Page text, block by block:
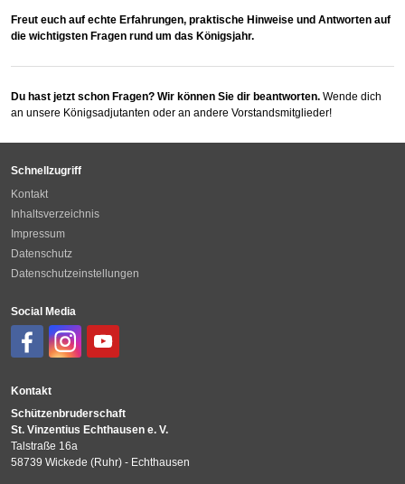
Mitglied werden
Schützenkönig werden
Service für Mitglieder
Datenschutzordnung
Kontakt
Freut euch auf echte Erfahrungen, praktische Hinweise und Antworten auf
die wichtigsten Fragen rund um das Königsjahr.
Du hast jetzt schon Fragen? Wir können Sie dir beantworten. Wende dich
an unsere Königsadjutanten oder an andere Vorstandsmitglieder!
Schnellzugriff
Kontakt
Inhaltsverzeichnis
Impressum
Datenschutz
Datenschutzeinstellungen
Social Media
Kontakt
Schützenbruderschaft
St. Vinzentius Echthausen e. V.
Talstraße 16a
58739 Wickede (Ruhr) - Echthausen